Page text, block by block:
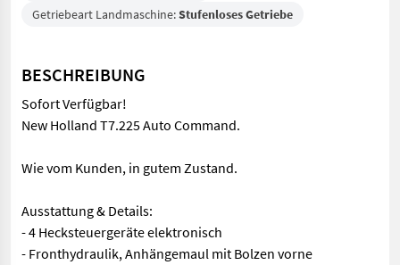
Getriebeart Landmaschine:Stufenloses Getriebe
BESCHREIBUNG
Sofort Verfügbar!
New Holland T7.225 Auto Command.
Wie vom Kunden, in gutem Zustand.
Ausstattung & Details:
- 4 Hecksteuergeräte elektronisch
- Fronthydraulik, Anhängemaul mit Bolzen vorne